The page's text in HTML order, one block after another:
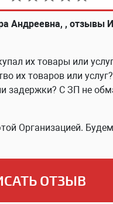
Андреевна, ,
их товары или
их товаров или
задержки? С ЗП не
Организацией.
ОТЗЫВ